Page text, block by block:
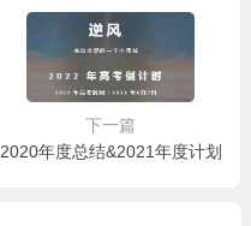
下一篇
2020年度总结&2021年度计划